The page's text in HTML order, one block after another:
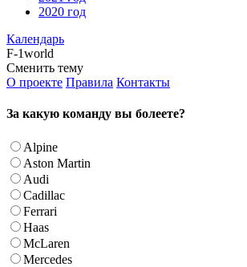
2020 год
Календарь
F-1world
Сменить тему
О проекте Правила Контакты
За какую команду вы болеете?
Alpine
Aston Martin
Audi
Cadillac
Ferrari
Haas
McLaren
Mercedes